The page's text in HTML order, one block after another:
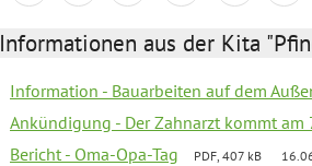
Informationen aus der Kita
Information - Bauarbeiten auf dem
Ankündigung - Der Zahnarzt kommt am
Bericht - Oma-Opa-Tag PDF, 407 kB